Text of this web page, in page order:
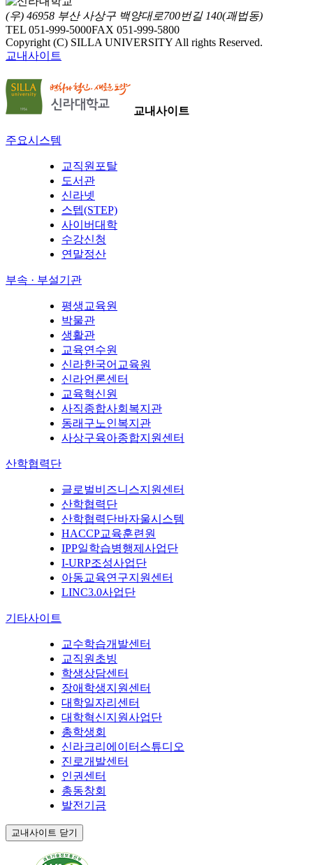
(우) 46958 부산 사상구 백양대로700번길 140(괘법동)
TEL 051-999-5000FAX 051-999-5800
Copyright (C) SILLA UNIVERSITY All rights Reserved.
교내사이트
교내사이트
주요시스템
교직원포탈
도서관
신라넷
스텝(STEP)
사이버대학
수강신청
연말정산
부속 · 부설기관
평생교육원
박물관
생활관
교육연수원
신라한국어교육원
신라언론센터
교육혁신원
사직종합사회복지관
동래구노인복지관
사상구육아종합지원센터
산학협력단
글로벌비즈니스지원센터
산학협력단
산학협력단바자울시스템
HACCP교육훈련원
IPP일학습병행제사업단
I-URP조성사업단
아동교육연구지원센터
LINC3.0사업단
기타사이트
교수학습개발센터
교직원초빙
학생상담센터
장애학생지원센터
대학일자리센터
대학혁신지원사업단
총학생회
신라크리에이터스튜디오
진로개발센터
인권센터
총동창회
발전기금
교내사이트 닫기